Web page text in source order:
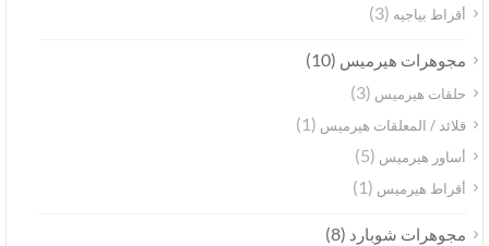
أقراط بياجيه(3)
مجوهرات هيرميس(10)
حلقات هيرميس(3)
قلائد / المعلقات هيرميس(1)
أساور هيرميس(5)
أقراط هيرميس(1)
مجوهرات شوبارد(8)